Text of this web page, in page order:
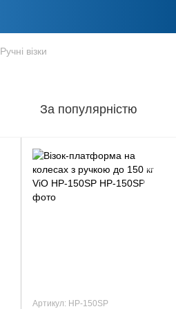
Ручні візки
За популярністю
Артикул: HP-150SP